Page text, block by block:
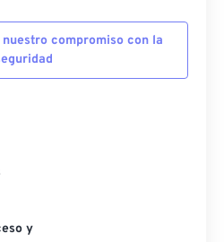
compromiso con la
y